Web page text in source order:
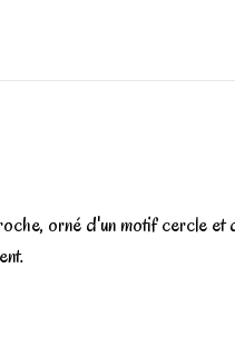
orné d'un motif cercle et